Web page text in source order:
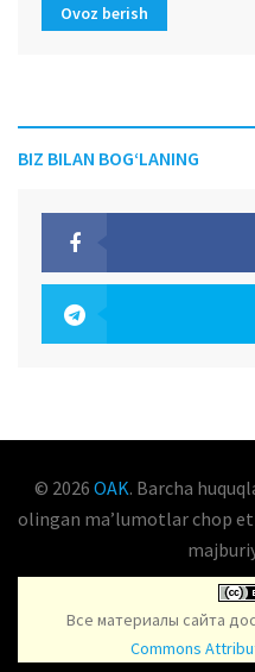
Ovoz berish
BIZ BILAN BOG‘LANING
© 2026 OAK. Barcha
olingan maʼlumotlar chop
Все материалы сайта
Commons